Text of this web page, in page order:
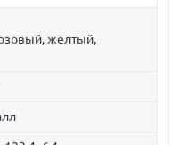
желтый,